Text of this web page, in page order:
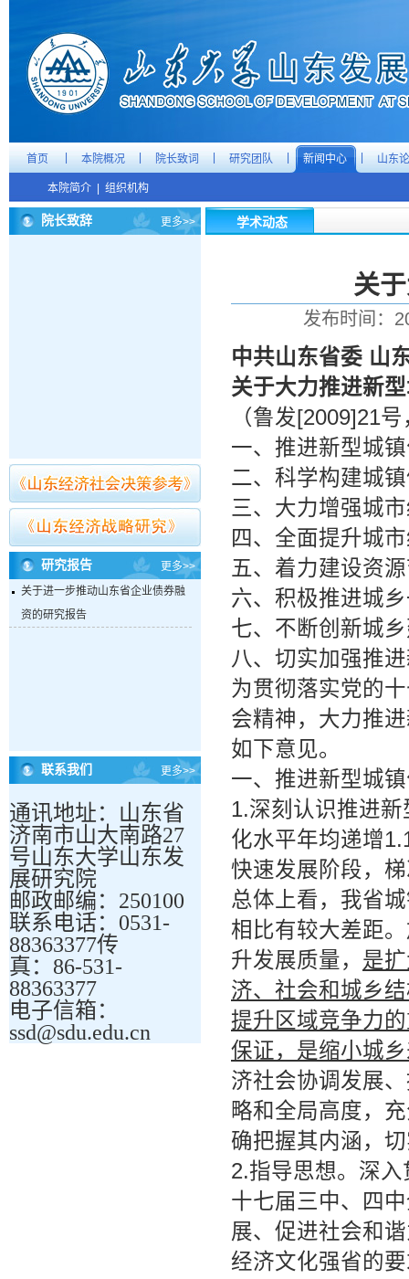
首页 本院概况 院长致词 研究团队 新闻中心 山东
本院简介 组织机构
院长致辞 更多>>
研究报告
更多>>
关于进一步推动山东省企业债券融
资的研究报告
联系我们 更多>>
通讯地址：山东省
济南市山大南路27
号山东大学山东发
展研究院
邮政邮编：250100
联系电话：0531-
88363377传
真：86-531-
88363377
电子信箱：
ssd@sdu.edu.cn
学术动态
关
发布时间：
中共山东省委 山
关于大力推进新
（鲁发[2009]21
一、推进新型城
二、科学构建城
三、大力增强城
四、全面提升城
五、着力建设资
六、积极推进城
七、不断创新城
八、切实加强推
为贯彻落实党的
会精神，大力推
如下意见。
一、推进新型城
1.深刻认识推进
化水平年均递增
快速发展阶段，
总体上看，我省
相比有较大差距
升发展质量， 是
济、社会和城乡
提升区域竞争力
保证，是缩小城
济社会协调发展
略和全局高度，
确把握其内涵，
2.指导思想。深
十七届三中、四
展、促进社会和
经济文化强省的